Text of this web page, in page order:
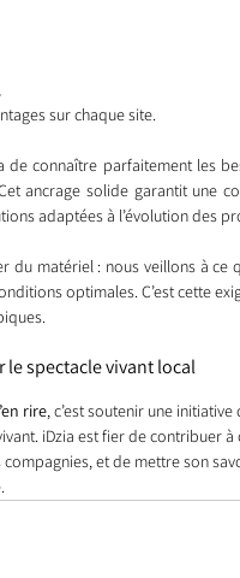
sur chaque site.
de connaître parfaitement les
ancrage solide garantit une
adaptées à l’évolution des
du matériel : nous veillons à
optimales. C’est cette
spectacle vivant local
rire, c’est soutenir une
iDzia est fier de contribuer
et de mettre son